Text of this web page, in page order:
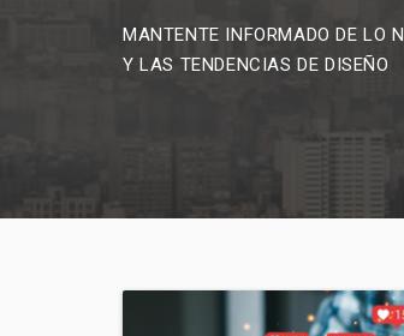
MANTENTE INFORMADO DE LO
Y LAS TENDENCIAS DE DISEÑO